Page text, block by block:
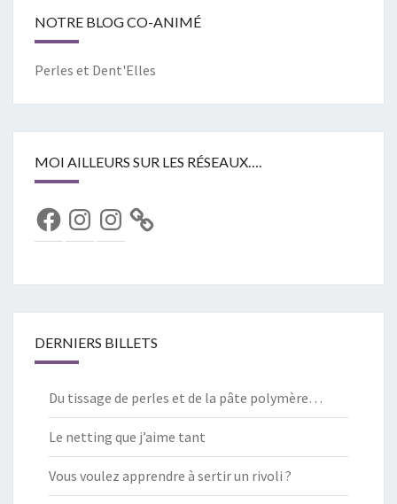
NOTRE BLOG CO-ANIMÉ
Perles et Dent'Elles
MOI AILLEURS SUR LES RÉSEAUX….
FacebookInstagramInstagram
DERNIERS BILLETS
Du tissage de perles et de la pâte polymère…
Le netting que j’aime tant
Vous voulez apprendre à sertir un rivoli ?